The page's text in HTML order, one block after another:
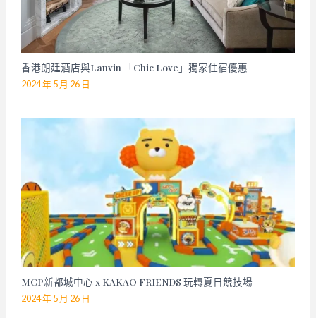
香港朗廷酒店與Lanvin 「Chic Love」獨家住宿優惠
2024 年 5 月 26 日
MCP新都城中心 x KAKAO FRIENDS 玩轉夏日競技場
2024 年 5 月 26 日